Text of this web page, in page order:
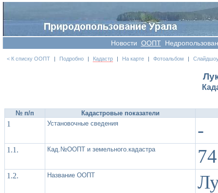
Новости OOПT
< К списку ООПТ | Подробно | Кадастр | На карте | Фотоальбом |
№ п/п Кадастровые показатели
1 Установочные сведения -
1.1. Кад.№ООПТ и земельного.кадастра
1.2. Название ООПТ